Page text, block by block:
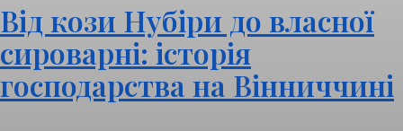
Від кози Нубіри до власної
сироварні: історія
господарства на Вінниччині